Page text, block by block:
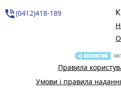
phone_in_talk(0412)418-189
Правила
Умови і правила